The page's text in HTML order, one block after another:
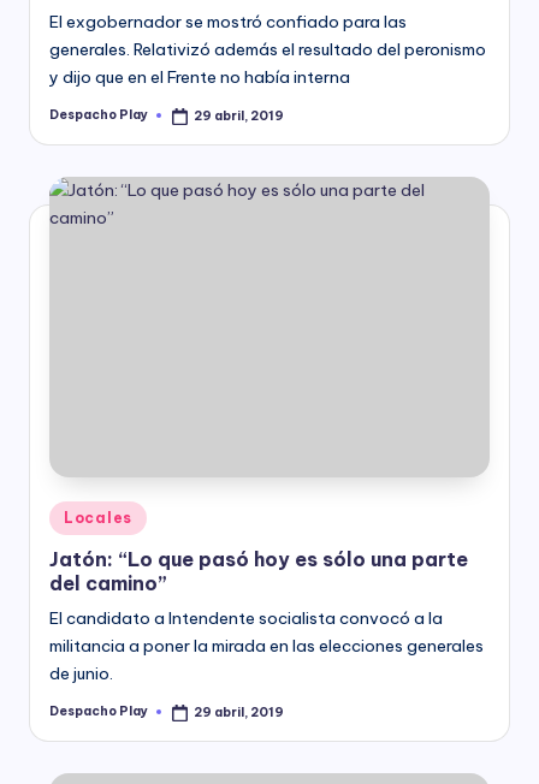
El exgobernador se mostró confiado para las
generales. Relativizó además el resultado del peronismo
y dijo que en el Frente no había interna
Posted
Despacho Play 29 abril, 2019
Posted
in
Locales
Jatón: “Lo que pasó hoy es sólo una parte
del camino”
El candidato a Intendente socialista convocó a la
militancia a poner la mirada en las elecciones generales
de junio.
Posted
Despacho Play 29 abril, 2019